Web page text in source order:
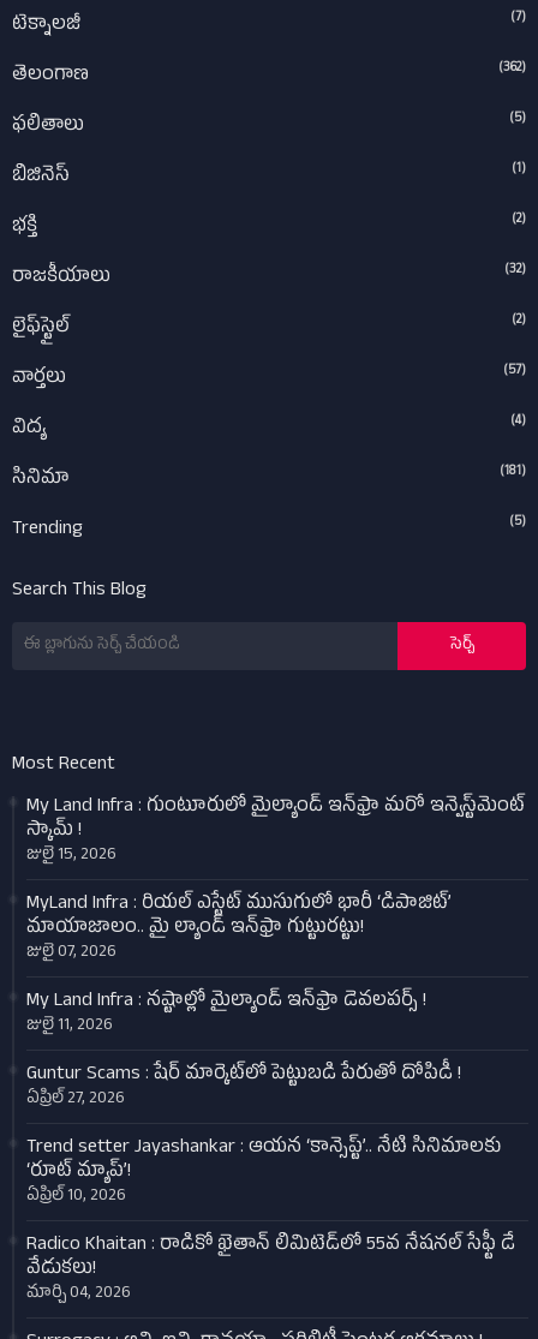
టెక్నాలజీ (7)
తెలంగాణ (362)
ఫలితాలు (5)
బిజినెస్ (1)
భక్తి (2)
రాజకీయాలు (32)
లైఫ్‌స్టైల్‌ (2)
వార్తలు (57)
విద్య (4)
సినిమా (181)
Trending (5)
Search This Blog
Most Recent
My Land Infra : గుంటూరులో మైల్యాండ్ ఇన్‌ఫ్రా మరో ఇన్వెస్ట్‌మెంట్
స్కామ్ !
జులై 15, 2026
MyLand Infra : రియల్ ఎస్టేట్ ముసుగులో భారీ ‘డిపాజిట్’
మాయాజాలం.. మై ల్యాండ్ ఇన్‌ఫ్రా గుట్టురట్టు!
జులై 07, 2026
My Land Infra : నష్టాల్లో మైల్యాండ్ ఇన్‌ఫ్రా డెవలపర్స్ !
జులై 11, 2026
Guntur Scams : షేర్ మార్కెట్‌లో పెట్టుబడి పేరుతో దోపిడీ !
ఏప్రిల్ 27, 2026
Trend setter Jayashankar : ఆయన ‘కాన్సెప్ట్’.. నేటి సినిమాలకు
‘రూట్ మ్యాప్’!
ఏప్రిల్ 10, 2026
Radico Khaitan : రాడికో ఖైతాన్ లిమిటెడ్‌లో 55వ నేషనల్ సేఫ్టీ డే
వేడుకలు!
మార్చి 04, 2026